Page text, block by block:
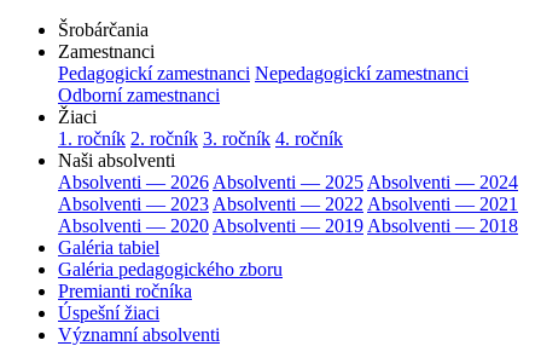
Šrobárčania
Zamestnanci
Pedagogickí zamestnanci Nepedagogickí zamestnanci
Odborní zamestnanci
Žiaci
1. ročník 2. ročník 3. ročník 4. ročník
Naši absolventi
Absolventi — 2026 Absolventi — 2025 Absolventi — 2024
Absolventi — 2023 Absolventi — 2022 Absolventi — 2021
Absolventi — 2020 Absolventi — 2019 Absolventi — 2018
Galéria tabiel
Galéria pedagogického zboru
Premianti ročníka
Úspešní žiaci
Významní absolventi